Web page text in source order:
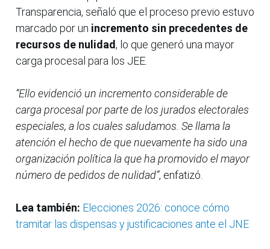
Transparencia, señaló que el proceso previo estuvo
marcado por un incremento sin precedentes de
recursos de nulidad, lo que generó una mayor
carga procesal para los JEE.
“Ello evidenció un incremento considerable de
carga procesal por parte de los jurados electorales
especiales, a los cuales saludamos. Se llama la
atención el hecho de que nuevamente ha sido una
organización política la que ha promovido el mayor
número de pedidos de nulidad”, enfatizó.
Lea también: Elecciones 2026: conoce cómo
tramitar las dispensas y justificaciones ante el JNE